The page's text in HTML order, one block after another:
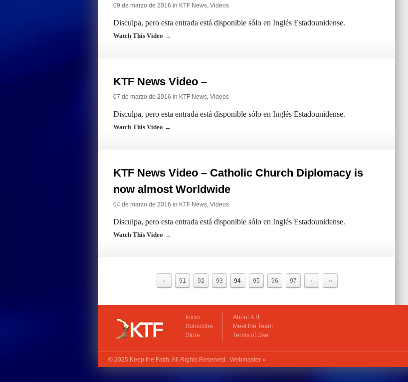
09 de marzo de 2016 in KTF News, Videos
Disculpa, pero esta entrada está disponible sólo en Inglés Estadounidense.
Watch This Video →
KTF News Video –
07 de marzo de 2016 in KTF News, Videos
Disculpa, pero esta entrada está disponible sólo en Inglés Estadounidense.
Watch This Video →
KTF News Video – Catholic Church Diplomacy is
now almost Worldwide
04 de marzo de 2016 in KTF News, Videos
Disculpa, pero esta entrada está disponible sólo en Inglés Estadounidense.
Watch This Video →
‹ 91 92 93 94 95 96 97 › »
Inicio
Subscribe
Store
About KTF
Meet the Team
Terms of Use
© 2025 Keep the Faith. All Rights Reserved. Webmaster »